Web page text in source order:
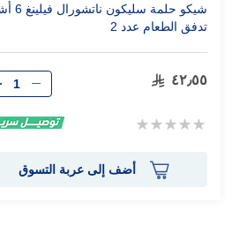
شيكو حلمة سليكون
تدفق الطعام عدد 2
٤٢٫٥٥
Rating:
الكمية
أضف إلى عربة التسوق